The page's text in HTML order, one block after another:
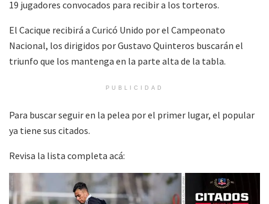
19 jugadores convocados para recibir a los torteros.
El Cacique recibirá a Curicó Unido por el Campeonato
Nacional, los dirigidos por Gustavo Quinteros buscarán el
triunfo que los mantenga en la parte alta de la tabla.
PUBLICIDAD
Para buscar seguir en la pelea por el primer lugar, el popular
ya tiene sus citados.
Revisa la lista completa acá: